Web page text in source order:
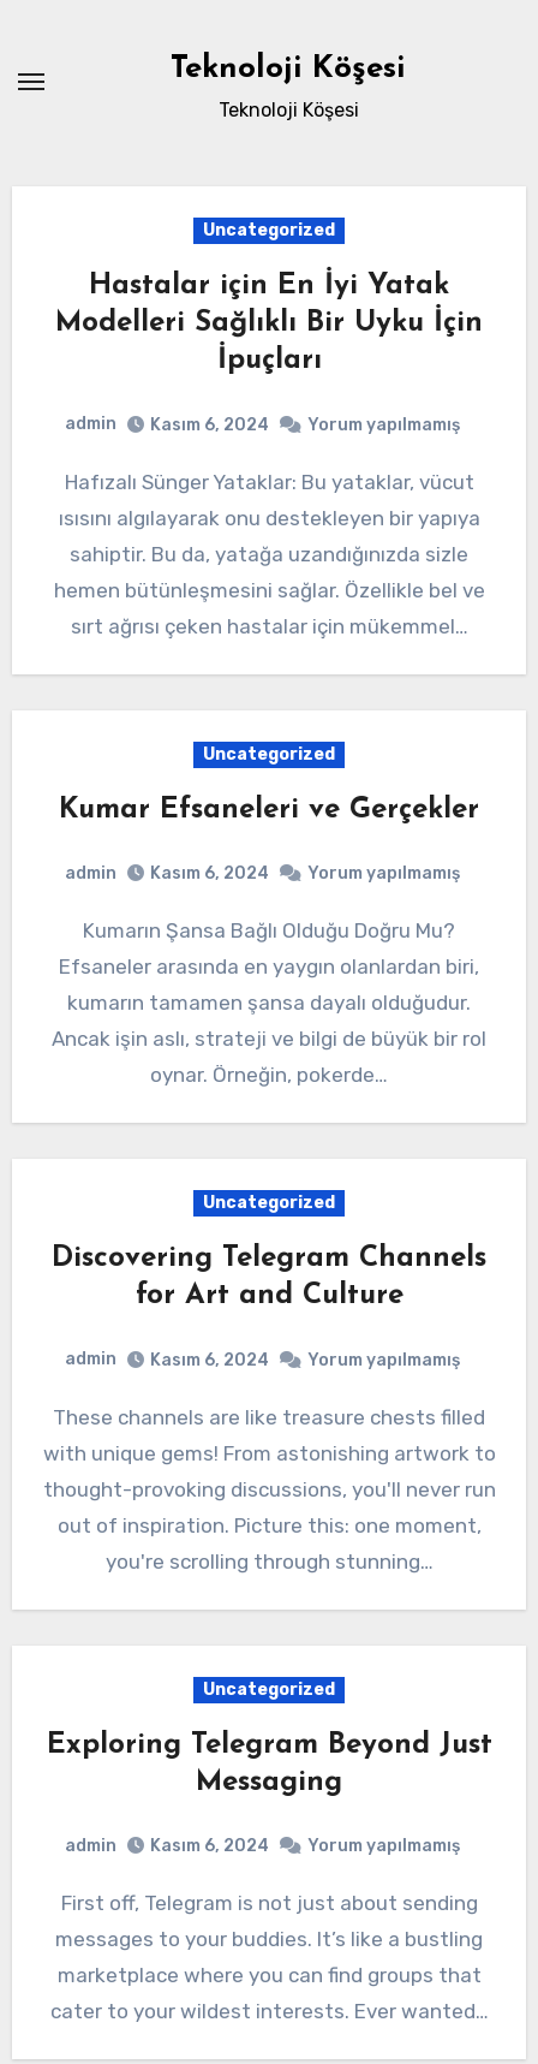
content
Teknoloji Köşesi
Teknoloji Köşesi
Uncategorized
Hastalar için En İyi Yatak
Modelleri Sağlıklı Bir Uyku İçin
İpuçları
admin Kasım 6, 2024 Yorum yapılmamış
Hafızalı Sünger Yataklar: Bu yataklar, vücut
ısısını algılayarak onu destekleyen bir yapıya
sahiptir. Bu da, yatağa uzandığınızda sizle
hemen bütünleşmesini sağlar. Özellikle bel ve
sırt ağrısı çeken hastalar için mükemmel…
Uncategorized
Kumar Efsaneleri ve Gerçekler
admin Kasım 6, 2024 Yorum yapılmamış
Kumarın Şansa Bağlı Olduğu Doğru Mu?
Efsaneler arasında en yaygın olanlardan biri,
kumarın tamamen şansa dayalı olduğudur.
Ancak işin aslı, strateji ve bilgi de büyük bir rol
oynar. Örneğin, pokerde…
Uncategorized
Discovering Telegram Channels
for Art and Culture
admin Kasım 6, 2024 Yorum yapılmamış
These channels are like treasure chests filled
with unique gems! From astonishing artwork to
thought-provoking discussions, you'll never run
out of inspiration. Picture this: one moment,
you're scrolling through stunning…
Uncategorized
Exploring Telegram Beyond Just
Messaging
admin Kasım 6, 2024 Yorum yapılmamış
First off, Telegram is not just about sending
messages to your buddies. It’s like a bustling
marketplace where you can find groups that
cater to your wildest interests. Ever wanted…